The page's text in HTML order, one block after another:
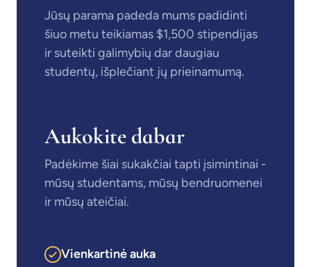
Jūsų parama padeda mums padidinti
šiuo metu teikiamas $1,500 stipendijas
ir suteikti galimybių dar daugiau
studentų, išplečiant jų prieinamumą.
Aukokite dabar
Padėkime šiai sukakčiai tapti įsimintinai -
mūsų studentams, mūsų bendruomenei
ir mūsų ateičiai.
Vienkartinė auka